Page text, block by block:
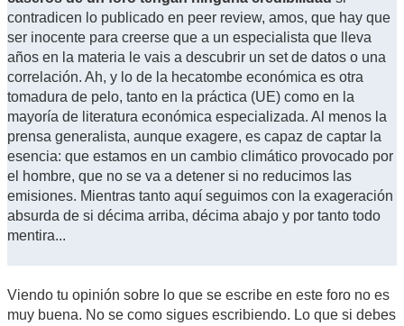
contradicen lo publicado en peer review, amos, que hay que
ser inocente para creerse que a un especialista que lleva
años en la materia le vais a descubrir un set de datos o una
correlación. Ah, y lo de la hecatombe económica es otra
tomadura de pelo, tanto en la práctica (UE) como en la
mayoría de literatura económica especializada. Al menos la
prensa generalista, aunque exagere, es capaz de captar la
esencia: que estamos en un cambio climático provocado por
el hombre, que no se va a detener si no reducimos las
emisiones. Mientras tanto aquí seguimos con la exageración
absurda de si décima arriba, décima abajo y por tanto todo
mentira...
Viendo tu opinión sobre lo que se escribe en este foro no es
muy buena. No se como sigues escribiendo. Lo que si debes